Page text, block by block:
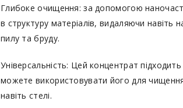
Глибоке очищення: за допомогою
в структуру матеріалів, видаляючи навіть
пилу та бруду.
Універсальність: Цей концентрат
можете використовувати його для
навіть стелі.